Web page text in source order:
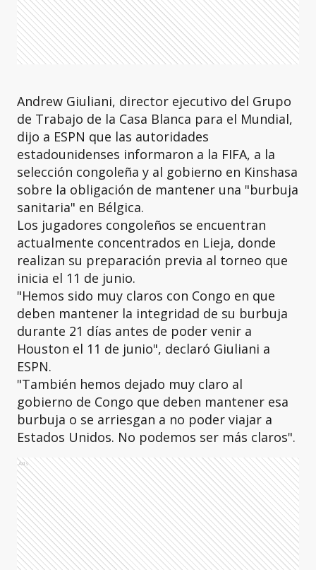
Andrew Giuliani, director ejecutivo del Grupo
de Trabajo de la Casa Blanca para el Mundial,
dijo a ESPN que las autoridades
estadounidenses informaron a la FIFA, a la
selección congoleña y al gobierno en Kinshasa
sobre la obligación de mantener una "burbuja
sanitaria" en Bélgica.
Los jugadores congoleños se encuentran
actualmente concentrados en Lieja, donde
realizan su preparación previa al torneo que
inicia el 11 de junio.
"Hemos sido muy claros con Congo en que
deben mantener la integridad de su burbuja
durante 21 días antes de poder venir a
Houston el 11 de junio", declaró Giuliani a
ESPN.
"También hemos dejado muy claro al
gobierno de Congo que deben mantener esa
burbuja o se arriesgan a no poder viajar a
Estados Unidos. No podemos ser más claros".
Ads